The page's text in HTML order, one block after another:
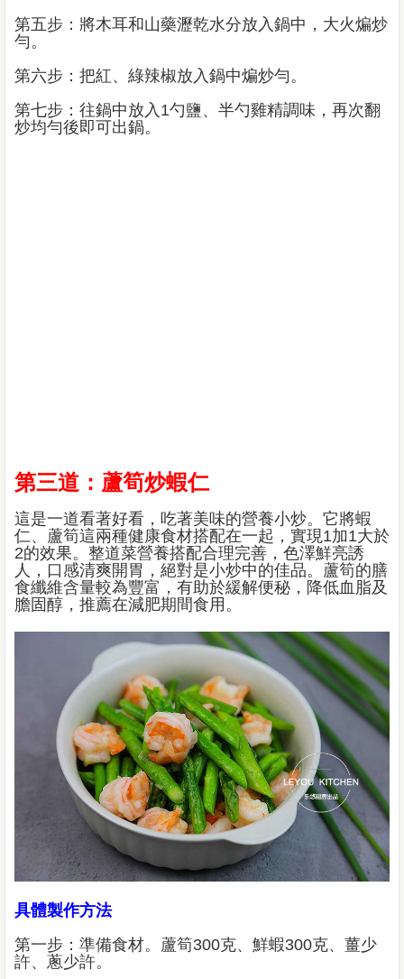
第五步：將木耳和山藥瀝乾水分放入鍋中，大火煸炒
勻。
第六步：把紅、綠辣椒放入鍋中煸炒勻。
第七步：往鍋中放入1勺鹽、半勺雞精調味，再次翻
炒均勻後即可出鍋。
第三道：蘆筍炒蝦仁
這是一道看著好看，吃著美味的營養小炒。它將蝦
仁、蘆筍這兩種健康食材搭配在一起，實現1加1大於
2的效果。整道菜營養搭配合理完善，色澤鮮亮誘
人，口感清爽開胃，絕對是小炒中的佳品。蘆筍的膳
食纖維含量較為豐富，有助於緩解便秘，降低血脂及
膽固醇，推薦在減肥期間食用。
具體製作方法
第一步：準備食材。蘆筍300克、鮮蝦300克、薑少
許、蔥少許。